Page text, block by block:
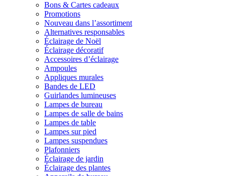
Bons & Cartes cadeaux
Promotions
Nouveau dans l’assortiment
Alternatives responsables
Éclairage de Noël
Éclairage décoratif
Accessoires d’éclairage
Ampoules
Appliques murales
Bandes de LED
Guirlandes lumineuses
Lampes de bureau
Lampes de salle de bains
Lampes de table
Lampes sur pied
Lampes suspendues
Plafonniers
Éclairage de jardin
Éclairage des plantes